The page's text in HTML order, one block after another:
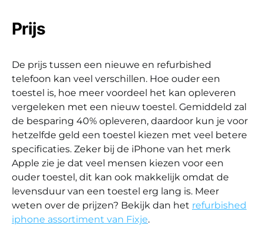
Prijs
De prijs tussen een nieuwe en refurbished
telefoon kan veel verschillen. Hoe ouder een
toestel is, hoe meer voordeel het kan opleveren
vergeleken met een nieuw toestel. Gemiddeld zal
de besparing 40% opleveren, daardoor kun je voor
hetzelfde geld een toestel kiezen met veel betere
specificaties. Zeker bij de iPhone van het merk
Apple zie je dat veel mensen kiezen voor een
ouder toestel, dit kan ook makkelijk omdat de
levensduur van een toestel erg lang is. Meer
weten over de prijzen? Bekijk dan het refurbished
iphone assortiment van Fixje.